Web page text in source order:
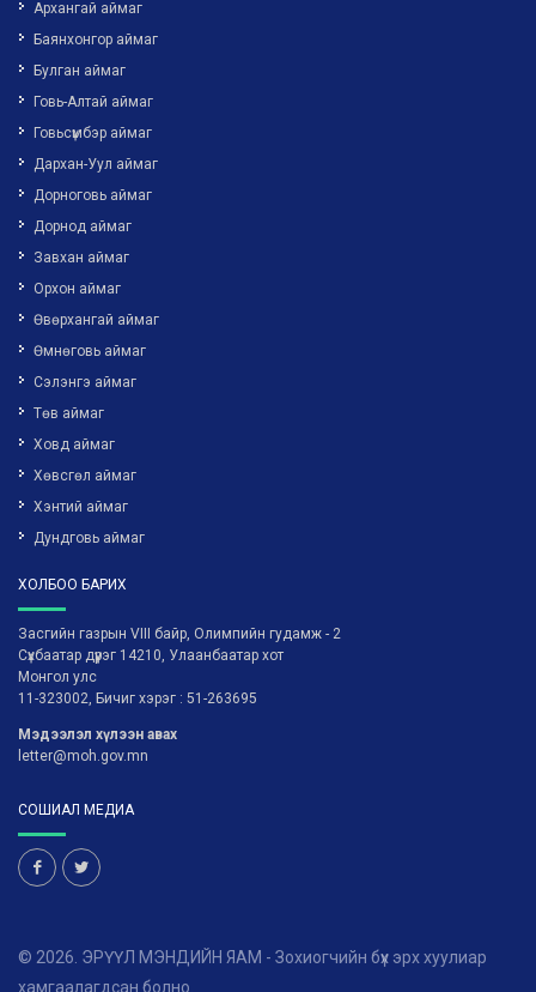
Архангай аймаг
Баянхонгор аймаг
Булган аймаг
Говь-Алтай аймаг
Говьсүмбэр аймаг
Дархан-Уул аймаг
Дорноговь аймаг
Дорнод аймаг
Завхан аймаг
Орхон аймаг
Өвөрхангай аймаг
Өмнөговь аймаг
Сэлэнгэ аймаг
Төв аймаг
Ховд аймаг
Хөвсгөл аймаг
Хэнтий аймаг
Дундговь аймаг
ХОЛБОО БАРИХ
Засгийн газрын VIII байр, Олимпийн гудамж - 2
Сүхбаатар дүүрэг 14210, Улаанбаатар хот
Монгол улс
11-323002, Бичиг хэрэг : 51-263695
Мэдээлэл хүлээн авах
letter@moh.gov.mn
СОШИАЛ МЕДИА
© 2026. ЭРҮҮЛ МЭНДИЙН ЯАМ - Зохиогчийн бүх эрх хуулиар
хамгаалагдсан болно.